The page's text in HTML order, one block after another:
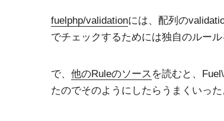
fuelphp/validationには、配列の
でチェックするためには独自のルール
で、 他のRuleのソース を読むと、
たのでそのようにしたらうまくいった